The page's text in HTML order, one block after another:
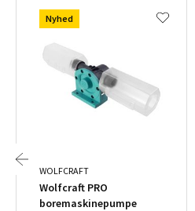
Nyhed
WOLFCRAFT
Wolfcraft PRO
boremaskinepumpe